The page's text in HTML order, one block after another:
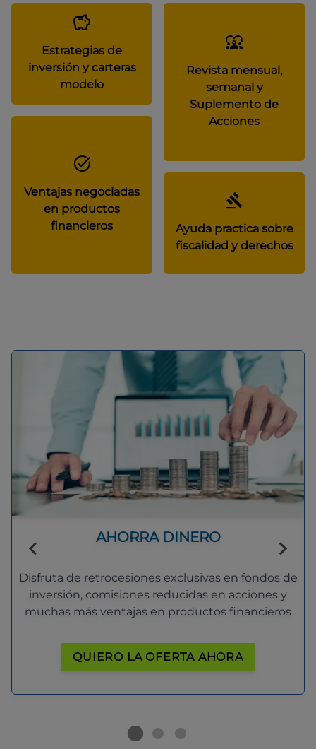
Estrategias de
inversión y carteras
modelo
Revista mensual,
semanal y
Suplemento de
Acciones
Ventajas negociadas
en productos
financieros
Ayuda practica sobre
fiscalidad y derechos
AHORRA DINERO
Disfruta de retrocesiones exclusivas en fondos de
inversión, comisiones reducidas en acciones y
muchas más ventajas en productos financieros
QUIERO LA OFERTA AHORA